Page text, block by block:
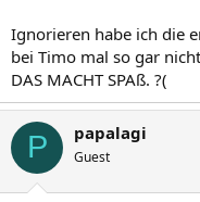
Ignorieren habe ich die
bei Timo mal so gar
DAS MACHT SPAß. ?(
P papalagi
Guest